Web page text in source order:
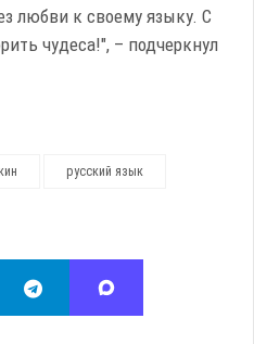
любви к своему языку. С
чудеса!", – подчеркнул
русский язык